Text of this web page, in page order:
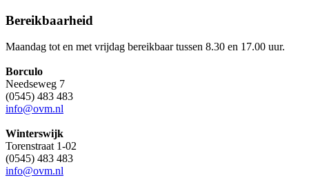
Bereikbaarheid
Maandag tot en met vrijdag bereikbaar tussen 8.30 en 17.00 uur.
Borculo
Needseweg 7
(0545) 483 483
info@ovm.nl
Winterswijk
Torenstraat 1-02
(0545) 483 483
info@ovm.nl